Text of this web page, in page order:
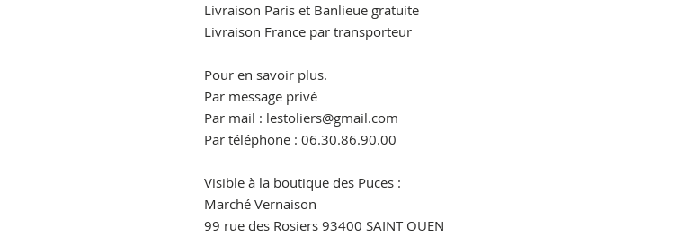
Livraison Paris et Banlieue gratuite
Livraison France par transporteur
Pour en savoir plus.
Par message privé
Par mail : lestoliers@gmail.com
Par téléphone : 06.30.86.90.00
Visible à la boutique des Puces :
Marché Vernaison
99 rue des Rosiers 93400 SAINT OUEN